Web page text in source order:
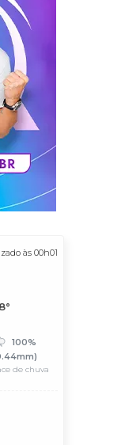
às 00h01
100%
de chuva